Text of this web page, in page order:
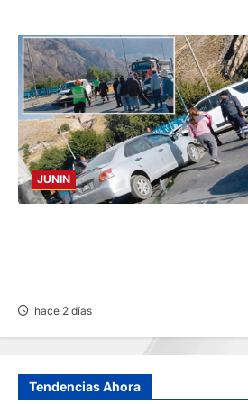
JUNIN
hace 2 días
Tendencias Ahora